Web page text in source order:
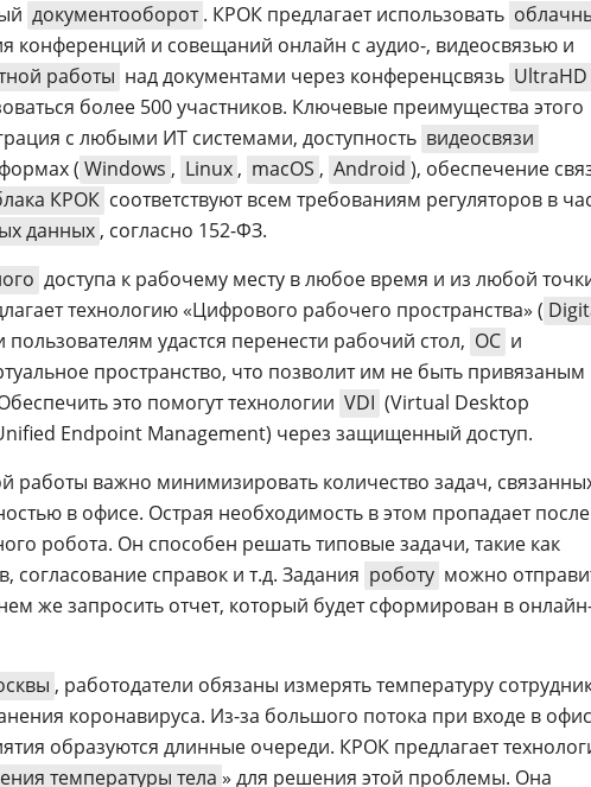
документооборот . КРОК предлагает использовать
конференций и совещаний онлайн с аудио-, видеосвязью и
работы над документами через конференцсвязь UltraHD
более 500 участников. Ключевые преимущества этого
с любыми ИТ системами, доступность видеосвязи
( Windows , Linux , macOS , Android ), обеспечение
КРОК соответствуют всем требованиям регуляторов в
данных , согласно 152-ФЗ.
доступа к рабочему месту в любое время и из любой
технологию «Цифрового рабочего пространства» (
пользователям удастся перенести рабочий стол, ОС и
пространство, что позволит им не быть привязаным
это помогут технологии VDI (Virtual Desktop
Endpoint Management) через защищенный доступ.
работы важно минимизировать количество задач,
в офисе. Острая необходимость в этом пропадает после
робота. Он способен решать типовые задачи, такие как
согласование справок и т.д. Задания роботу можно
же запросить отчет, который будет сформирован в
, работодатели обязаны измерять температуру
коронавируса. Из-за большого потока при входе в
образуются длинные очереди. КРОК предлагает
температуры тела » для решения этой проблемы. Она